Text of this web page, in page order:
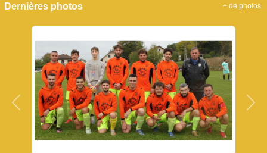
Dernières photos
Précedent
+ de photos